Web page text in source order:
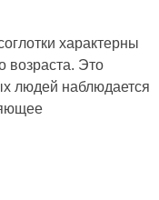
характерны
возраста. Это
людей наблюдается